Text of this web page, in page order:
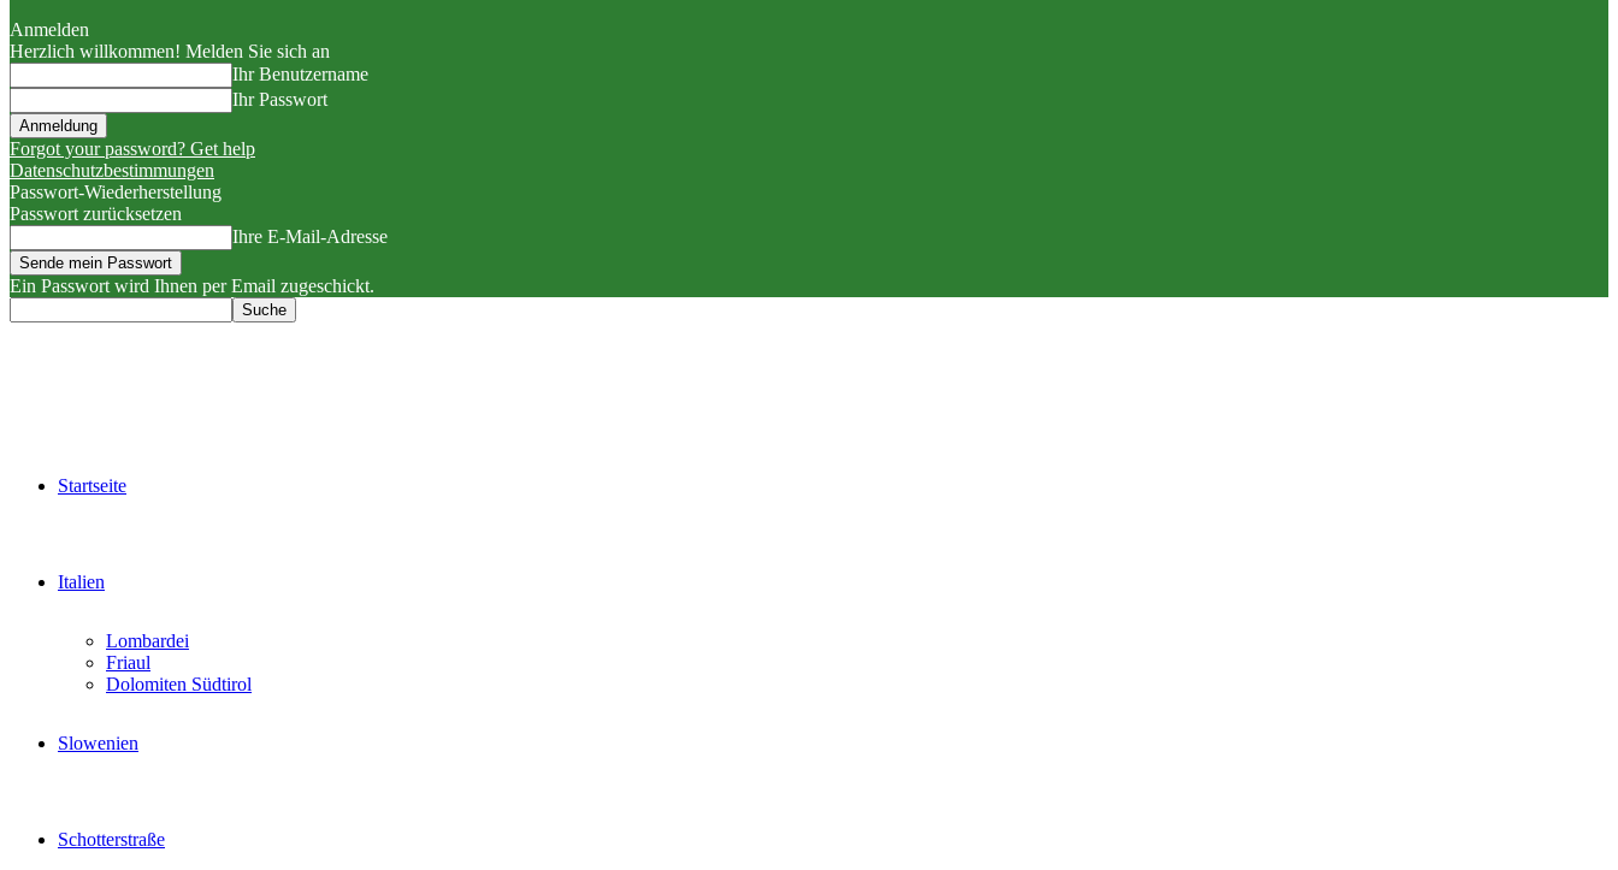
Anmelden
Herzlich willkommen! Melden Sie sich an
Ihr Benutzername
Ihr Passwort
Forgot your password? Get help
Datenschutzbestimmungen
Passwort-Wiederherstellung
Passwort zurücksetzen
Ihre E-Mail-Adresse
Ein Passwort wird Ihnen per Email zugeschickt.
Startseite
Italien
Lombardei
Friaul
Dolomiten Südtirol
Slowenien
Schotterstraße